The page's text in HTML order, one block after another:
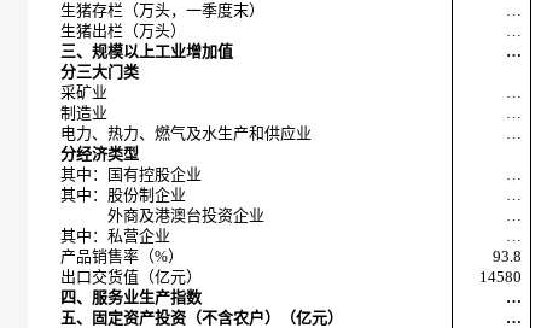
生猪存栏（万头，一季度末）
…
生猪出栏（万头）
…
三、规模以上工业增加值
…
分三大门类
采矿业
…
制造业
…
电力、热力、燃气及水生产和供应业
…
分经济类型
其中：国有控股企业
…
其中：股份制企业
…
外商及港澳台投资企业
…
其中：私营企业
…
产品销售率（%）
93.8
出口交货值（亿元）
14580
四、服务业生产指数
…
五、固定资产投资（不含农户）（亿元）
…